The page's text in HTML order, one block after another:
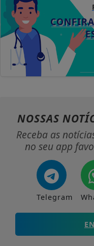
NOSSAS
Receba as
no seu app
Telegram